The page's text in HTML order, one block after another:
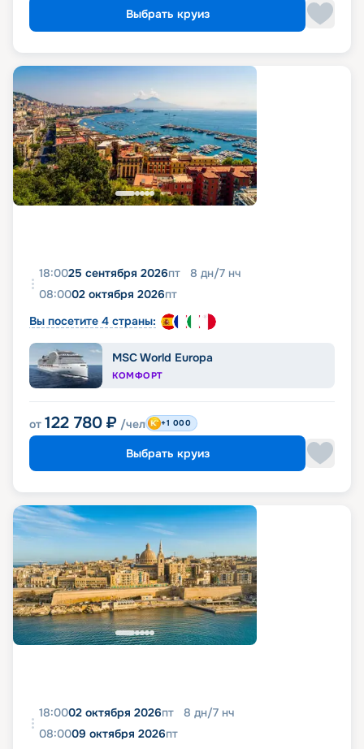
Выбрать круиз
18:0025 сентября 2026пт 8 дн/7 нч
08:0002 октября 2026пт
Вы посетите 4 страны:
MSC World Europa
КОМФОРТ
от 122 780 ₽ /чел +1 000
Выбрать круиз
18:0002 октября 2026пт 8 дн/7 нч
08:0009 октября 2026пт